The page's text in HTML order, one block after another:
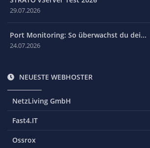
29.07.2026
Port Monitoring: So überwachst du dei...
24.07.2026
NEUESTE WEBHOSTER
NetzLiving GmbH
Fast4.IT
Ossrox